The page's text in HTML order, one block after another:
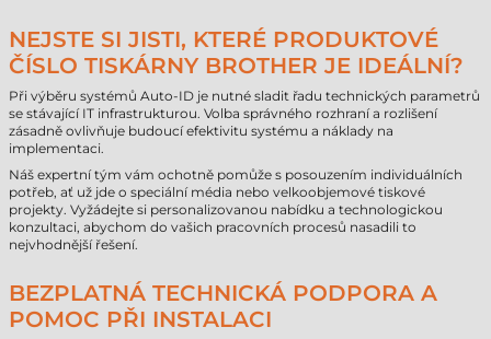
NEJSTE SI JISTI, KTERÉ PRODUKTOVÉ
ČÍSLO TISKÁRNY BROTHER JE IDEÁLNÍ?
Při výběru systémů Auto-ID je nutné sladit řadu technických parametrů
se stávající IT infrastrukturou. Volba správného rozhraní a rozlišení
zásadně ovlivňuje budoucí efektivitu systému a náklady na
implementaci.
Náš expertní tým vám ochotně pomůže s posouzením individuálních
potřeb, ať už jde o speciální média nebo velkoobjemové tiskové
projekty. Vyžádejte si personalizovanou nabídku a technologickou
konzultaci, abychom do vašich pracovních procesů nasadili to
nejvhodnější řešení.
BEZPLATNÁ TECHNICKÁ PODPORA A
POMOC PŘI INSTALACI